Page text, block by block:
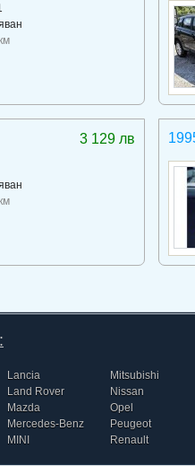
3 129 лв
Lancia
Land Rover
Mazda
Mercedes-Benz
MINI
Mitsubishi
Nissan
Opel
Peugeot
Renault